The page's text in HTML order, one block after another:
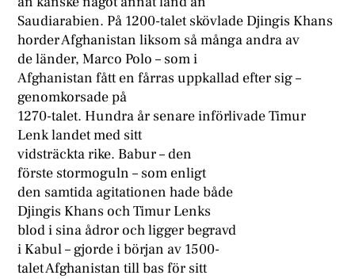
Saudiarabien. På 1200-talet skövlade Djingis Khans
horder Afghanistan liksom så många andra av
de länder, Marco Polo – som i
Afghanistan fått en fårras uppkallad efter sig –
genomkorsade på
1270-talet. Hundra år senare införlivade Timur
Lenk landet med sitt
vidsträckta rike. Babur – den
förste stormoguln – som enligt
den samtida agitationen hade både
Djingis Khans och Timur Lenks
blod i sina ådror och ligger begravd
i Kabul – gjorde i början av 1500-
talet Afghanistan till bas för sitt